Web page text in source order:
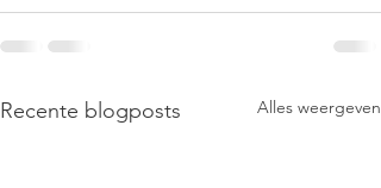
Recente blogposts Alles weergeven